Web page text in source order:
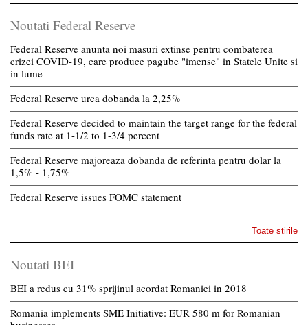
Noutati Federal Reserve
Federal Reserve anunta noi masuri extinse pentru combaterea
crizei COVID-19, care produce pagube "imense" in Statele Unite si
in lume
Federal Reserve urca dobanda la 2,25%
Federal Reserve decided to maintain the target range for the federal
funds rate at 1-1/2 to 1-3/4 percent
Federal Reserve majoreaza dobanda de referinta pentru dolar la
1,5% - 1,75%
Federal Reserve issues FOMC statement
Toate stirile
Noutati BEI
BEI a redus cu 31% sprijinul acordat Romaniei in 2018
Romania implements SME Initiative: EUR 580 m for Romanian